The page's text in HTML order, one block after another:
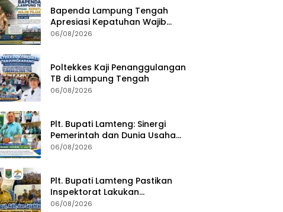
Bapenda Lampung Tengah
Apresiasi Kepatuhan Wajib
Pajak, Siapkan Pengawasan
06/08/2026
Poltekkes Kaji Penanggulangan
TB di Lampung Tengah
06/08/2026
Plt. Bupati Lamteng: Sinergi
Pemerintah dan Dunia Usaha
Kunci Pembangunan
06/08/2026
Plt. Bupati Lamteng Pastikan
Inspektorat Lakukan
Pemeriksaan Akhir Masa
06/08/2026